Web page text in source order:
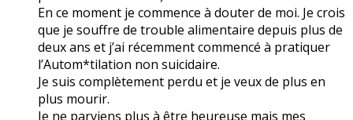
En ce moment je commence à douter de moi. Je crois
que je souffre de trouble alimentaire depuis plus de
deux ans et j’ai récemment commencé à pratiquer
l’Autom*tilation non suicidaire.
Je suis complètement perdu et je veux de plus en
plus mourir.
Je ne parviens plus à être heureuse mais mes